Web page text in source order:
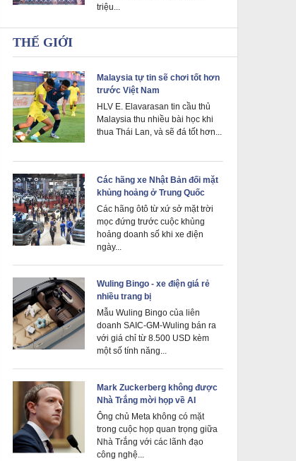
triệu...
THẾ GIỚI
Malaysia tự tin sẽ chơi tốt hơn
trước Việt Nam
HLV E. Elavarasan tin cầu thủ
Malaysia thu nhiều bài học khi
thua Thái Lan, và sẽ đá tốt hơn...
Các hãng xe Nhật Bản đối mặt
khủng hoảng ở Trung Quốc
Các hãng ôtô từ xứ sở mặt trời
mọc đứng trước cuộc khủng
hoảng doanh số khi xe điện
ngày...
Wuling Bingo - xe điện giá rẻ
nhiều trang bị
Mẫu Wuling Bingo của liên
doanh SAIC-GM-Wuling bán ra
với giá chỉ từ 8.500 USD kèm
một số tính năng...
Mark Zuckerberg không được
Nhà Trắng mời họp về AI
Ông chủ Meta không có mặt
trong cuộc họp quan trọng giữa
Nhà Trắng với các lãnh đạo
công nghệ...